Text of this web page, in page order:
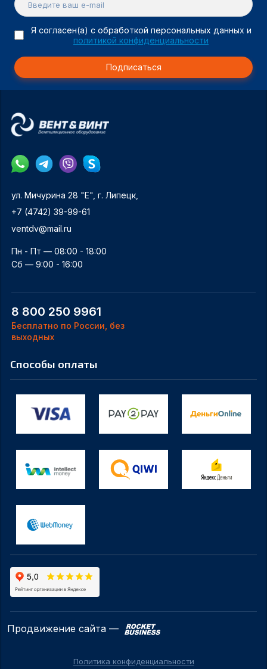
Я согласен(а) с обработкой персональных данных и
политикой конфиденциальности
Подписаться
ул. Мичурина 28 "Е", г. Липецк,
+7 (4742) 39-99-61
ventdv@mail.ru
Пн - Пт — 08:00 - 18:00
Сб — 9:00 - 16:00
8 800 250 9961
Бесплатно по России, без
выходных
Способы оплаты
Продвижение сайта —
Политика конфиденциальности